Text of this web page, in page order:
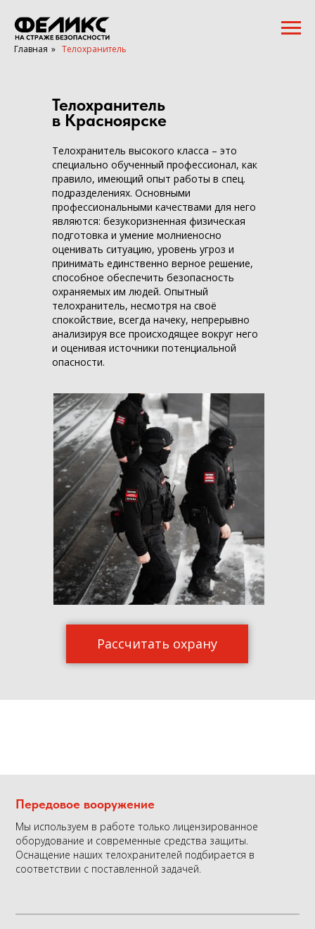
Главная » Телохранитель
Телохранитель
в Красноярске
Телохранитель высокого класса – это
специально обученный профессионал, как
правило, имеющий опыт работы в спец.
подразделениях. Основными
профессиональными качествами для него
являются: безукоризненная физическая
подготовка и умение молниеносно
оценивать ситуацию, уровень угроз и
принимать единственно верное решение,
способное обеспечить безопасность
охраняемых им людей. Опытный
телохранитель, несмотря на своё
спокойствие, всегда начеку, непрерывно
анализируя все происходящее вокруг него
и оценивая источники потенциальной
опасности.
Рассчитать охрану
Передовое вооружение
Мы используем в работе только лицензированное
оборудование и современные средства защиты.
Оснащение наших телохранителей подбирается в
соответствии с поставленной задачей.